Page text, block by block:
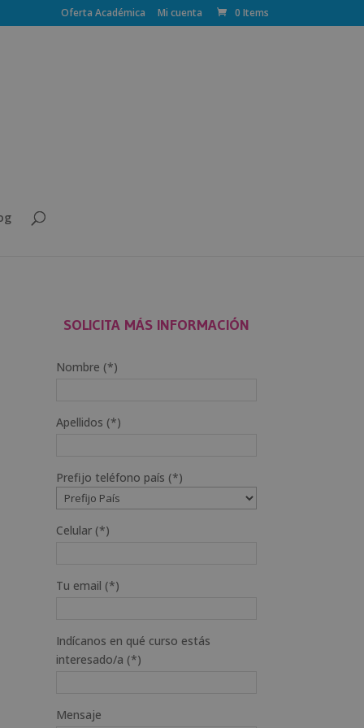
Oferta Académica Mi cuenta 0 Items
SOLICITA MÁS INFORMACIÓN
Nombre (*)
Apellidos (*)
Prefijo teléfono país (*)
Celular (*)
Tu email (*)
Indícanos en qué curso estás
interesado/a (*)
Mensaje